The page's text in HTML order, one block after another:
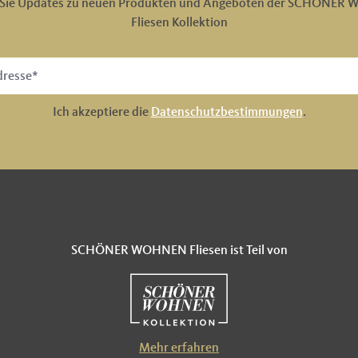
Updates zu neuen Produkten und Angeboten der SCHÖNER
Fliesen Kollektion
Ich akzeptiere die Datenschutzbestimmungen.
SCHÖNER WOHNEN Fliesen ist Teil von
Mehr erfahren